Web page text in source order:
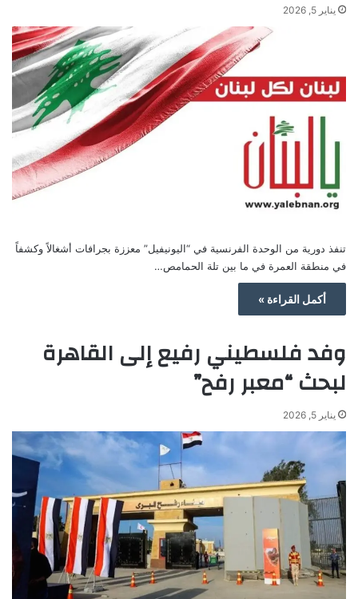
يناير 5, 2026
تنفذ دورية من الوحدة الفرنسية في “اليونيفيل” معززة بجرافات أشغالاً وكشفاً
في منطقة العمرة في ما بين تلة الحمامص…
أكمل القراءة »
وفد فلسطيني رفيع إلى القاهرة
لبحث “معبر رفح”
يناير 5, 2026